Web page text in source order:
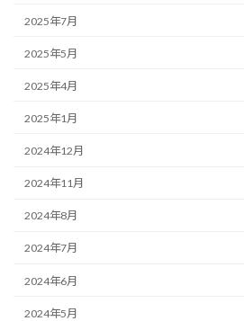
2025年7月
2025年5月
2025年4月
2025年1月
2024年12月
2024年11月
2024年8月
2024年7月
2024年6月
2024年5月